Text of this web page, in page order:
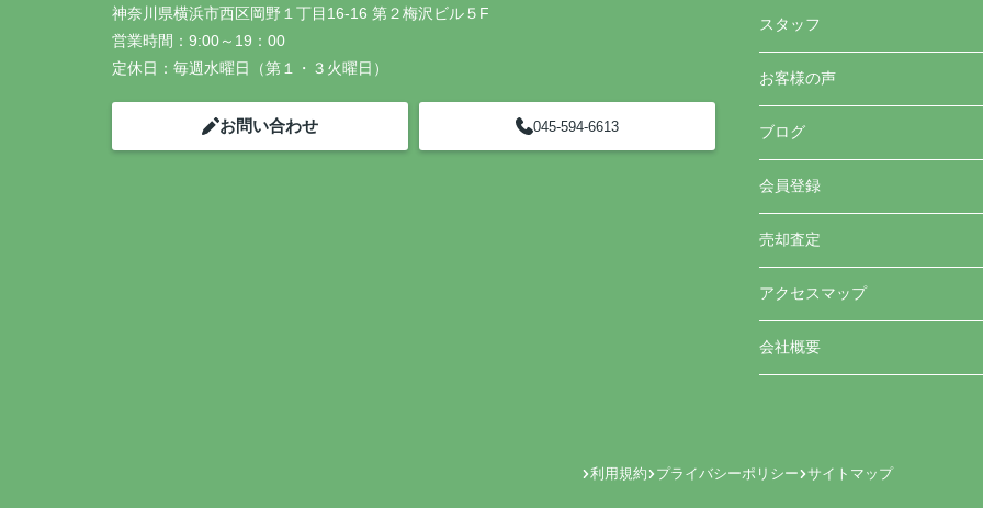
神奈川県横浜市西区岡野１丁目16-16 第２梅沢ビル５F
営業時間： 9:00～19：00
定休日： 毎週水曜日（第１・３火曜日）
お問い合わせ 045-594-6613
スタッフ
お客様の声
ブログ
会員登録
売却査定
アクセスマップ
会社概要
利用規約 プライバシーポリシー サイトマップ